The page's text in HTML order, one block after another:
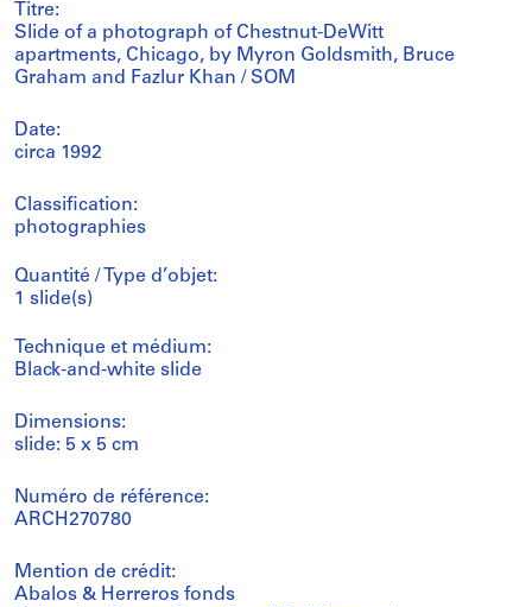
Titre:
Slide of a photograph of Chestnut-DeWitt
apartments, Chicago, by Myron Goldsmith, Bruce
Graham and Fazlur Khan / SOM
Date:
circa 1992
Classification:
photographies
Quantité / Type d’objet:
1 slide(s)
Technique et médium:
Black-and-white slide
Dimensions:
slide: 5 x 5 cm
Numéro de référence:
ARCH270780
Mention de crédit:
Abalos & Herreros fonds